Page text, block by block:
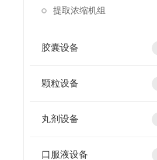
提取浓缩机组
胶囊设备
颗粒设备
丸剂设备
口服液设备